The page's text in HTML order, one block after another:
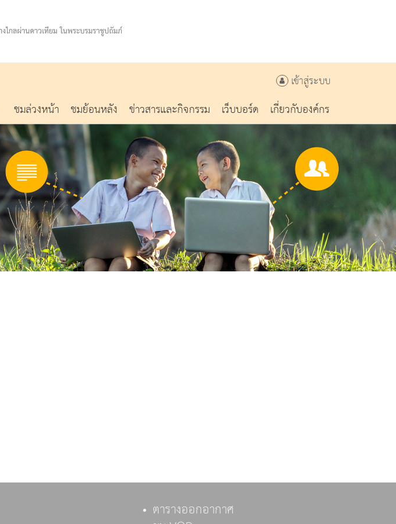
เข้าสู่ระบบ
ชมล่วงหน้า ชมย้อนหลัง ข่าวสารและกิจกรรม เว็บบอร์ด เกี่ยวกับองค์กร
ตารางออกอากาศ